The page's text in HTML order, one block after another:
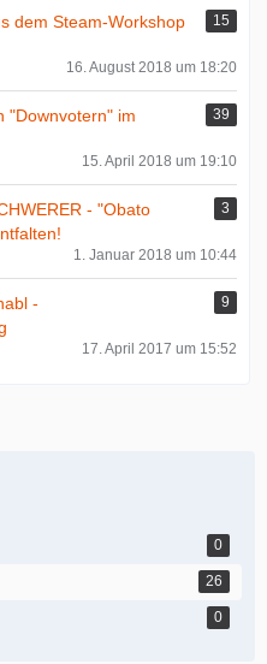
dem Steam-Workshop
15
16. August 2018 um 18:20
"Downvotern" im
39
15. April 2018 um 19:10
- "Obato
3
1. Januar 2018 um 10:44
-
9
17. April 2017 um 15:52
0
26
0